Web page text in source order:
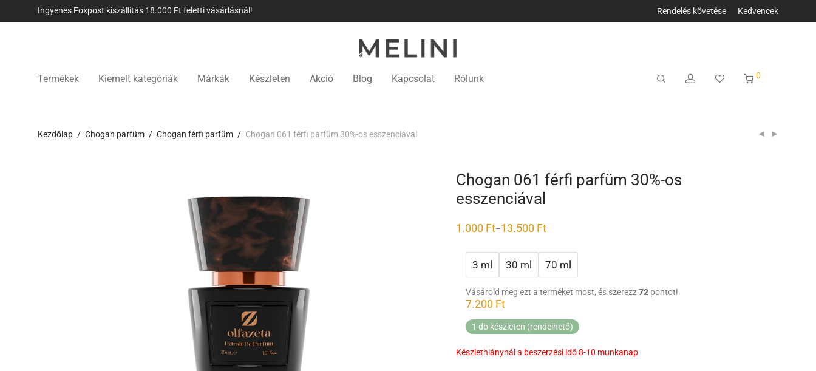
Ingyenes Foxpost kiszállítás 18.000 Ft feletti vásárlásnál! Rendelés követése Kedvencek
Termékek Kiemelt kategóriák Márkák Készleten Akció Blog Kapcsolat Rólunk 0
Kezdőlap / Chogan parfüm / Chogan férfi parfüm / Chogan 061 férfi parfüm 30%-os esszenciával
Chogan 061 férfi parfüm 30%-os
esszenciával
1.000 Ft–13.500 Ft
3 ml 30 ml 70 ml
Vásárold meg ezt a terméket most, és szerezz72 pontot!
7.200 Ft
1 db készleten (rendelhető)
Készlethiánynál a beszerzési idő 8-10 munkanap